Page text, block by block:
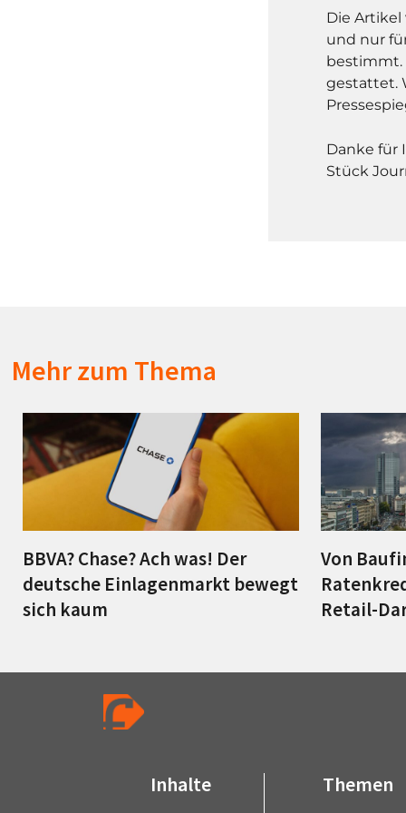
Die
und nur
bestimmt.
gestattet.
Danke für
Stück
Mehr zum Thema
BBVA? Chase? Ach was! Der
deutsche Einlagenmarkt bewegt
sich kaum
Von
Retail-
Inhalte Themen